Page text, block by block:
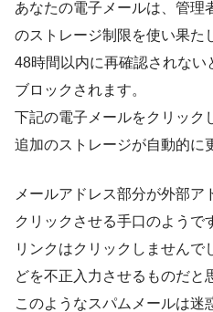
あなたの電子メールは、管理
のストレージ制限を使い果た
48時間以内に再確認されな
ブロックされます。
下記の電子メールをクリック
追加のストレージが自動的に
メールアドレス部分が外部
クリックさせる手口のようで
リンクはクリックしませんで
どを不正入力させるものだと
このようなスパムメールは迷